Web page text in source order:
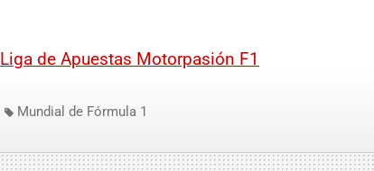
Liga de Apuestas Motorpasión F1
Mundial de Fórmula 1